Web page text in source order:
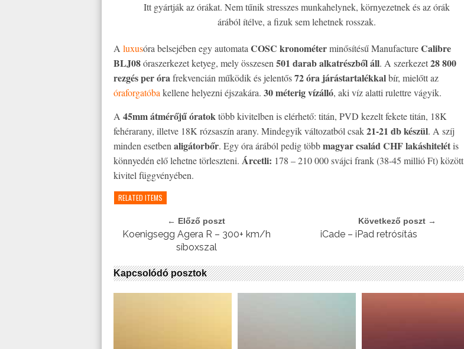
Itt gyártják az órákat. Nem tűnik stresszes munkahelynek, környezetnek és az órák
árából ítélve, a fizuk sem lehetnek rosszak.
A luxusóra belsejében egy automata COSC kronométerminősítésű ManufactureCalibre
BLJ08óraszerkezet ketyeg, mely összesen 501 darab alkatrészből áll. A szerkezet28 800
rezgés per órafrekvencián működik és jelentős72 óra járástartalékkalbír, mielőtt az
óraforgatóba kellene helyezni éjszakára. 30 méterig vízálló, aki víz alatti rulettre vágyik.
A 45mm átmérőjű óratoktöbb kivitelben is elérhető: titán, PVD kezelt fekete titán, 18K
fehérarany, illetve 18K rózsaszín arany. Mindegyik változatból csak21-21 db készül. A szíj
minden esetben aligátorbőr. Egy óra árából pedig többmagyar család CHF lakáshitelétis
könnyedén elő lehetne törleszteni. Árcetli: 178 – 210 000 svájci frank (38-45 millió Ft) között
kivitel függvényében.
RELATED ITEMS
← Előző poszt
Koenigsegg Agera R – 300+ km/h
síboxszal
Következő poszt →
iCade – iPad retrósítás
Kapcsolódó posztok